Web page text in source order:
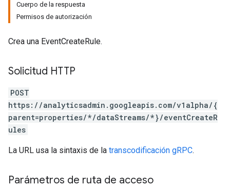
Cuerpo de la respuesta
Permisos de autorización
Crea una EventCreateRule.
Solicitud HTTP
POST
https://analyticsadmin.googleapis.com/v1alpha/{
parent=properties/*/dataStreams/*}/eventCreateR
ules
La URL usa la sintaxis de la transcodificación gRPC.
Parámetros de ruta de acceso